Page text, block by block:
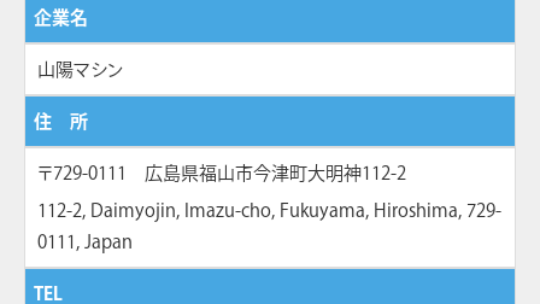
企業名
山陽マシン
住 所
〒729-0111 広島県福山市今津町大明神112-2
112-2, Daimyojin, Imazu-cho, Fukuyama, Hiroshima, 729-
0111, Japan
TEL